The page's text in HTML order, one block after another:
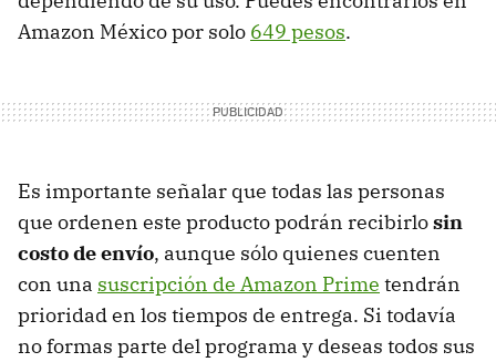
Amazon México por solo 649 pesos.
Es importante señalar que todas las personas
que ordenen este producto podrán recibirlosin
costo de envío, aunque sólo quienes cuenten
con una suscripción de Amazon Prime tendrán
prioridad en los tiempos de entrega. Si todavía
no formas parte del programa y deseas todos sus